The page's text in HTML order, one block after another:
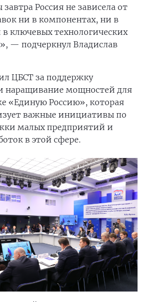
Россия не зависела от
ни в компонентах, ни в
в ключевых технологических
— подчеркнул Владислав
ЦБСТ за поддержку
наращивание мощностей для
«Единую Россию», которая
важные инициативы по
малых предприятий и
в этой сфере.